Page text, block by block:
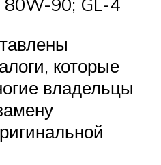
которые
владельцы